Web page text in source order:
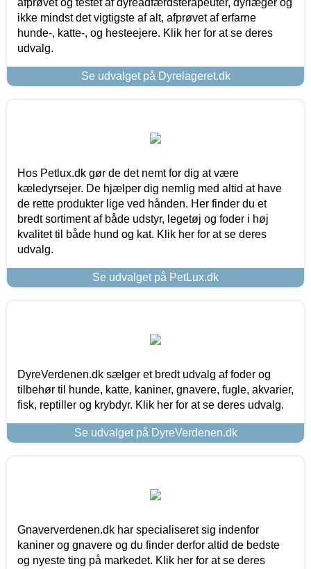
afprøvet og testet af dyreadfærdsterapeuter, dyrlæger og
ikke mindst det vigtigste af alt, afprøvet af erfarne
hunde-, katte-, og hesteejere. Klik her for at se deres
udvalg.
Se udvalget på Dyrelageret.dk
Hos Petlux.dk gør de det nemt for dig at være
kæledyrsejer. De hjælper dig nemlig med altid at have
de rette produkter lige ved hånden. Her finder du et
bredt sortiment af både udstyr, legetøj og foder i høj
kvalitet til både hund og kat. Klik her for at se deres
udvalg.
Se udvalget på PetLux.dk
DyreVerdenen.dk sælger et bredt udvalg af foder og
tilbehør til hunde, katte, kaniner, gnavere, fugle, akvarier,
fisk, reptiller og krybdyr. Klik her for at se deres udvalg.
Se udvalget på DyreVerdenen.dk
Gnaververdenen.dk har specialiseret sig indenfor
kaniner og gnavere og du finder derfor altid de bedste
og nyeste ting på markedet. Klik her for at se deres